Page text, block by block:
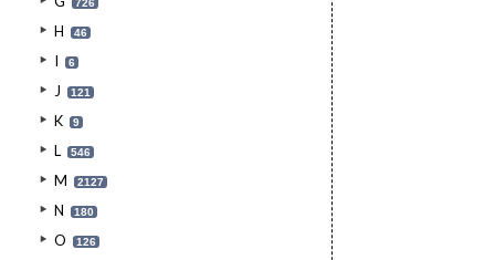
726
H 46
I 6
J 121
K 9
L 546
M 2127
N 180
O 126